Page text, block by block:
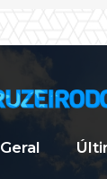
Geral